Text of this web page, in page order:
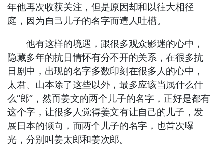
年他再次收获关注，但是原因却和以往大相径
庭，因为自己儿子的名字而遭人吐槽。
他有这样的境遇，跟很多观众影迷的心中，
隐藏多年的抗日情怀有分不开的关系，在很多抗
日剧中，出现的名字多数印刻在很多人的心中，
太君、山本除了这些以外，最多应该当属什么什
么“郎”，然而姜文的两个儿子的名字，正好是都有
这个字，让很多人觉得姜文有让自己的儿子，发
展日本的倾向，而两个儿子的名字，也首次曝
光，分别叫姜太郎和姜次郎。